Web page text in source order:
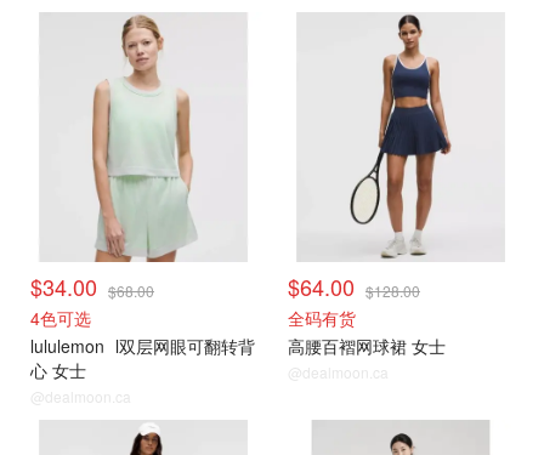
$34.00 $68.00
4色可选
lululemon l双层网眼可翻转背
心 女士
@dealmoon.ca
$64.00 $128.00
全码有货
高腰百褶网球裙 女士
@dealmoon.ca